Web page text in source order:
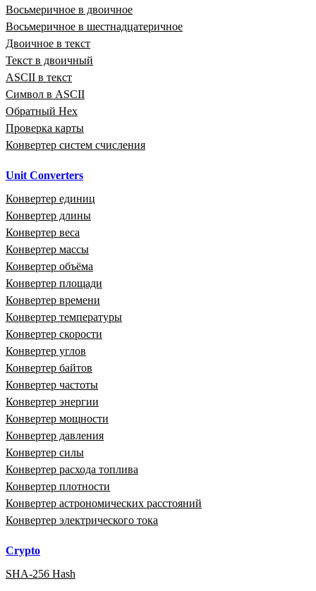
Восьмеричное в двоичное
Восьмеричное в шестнадцатеричное
Двоичное в текст
Текст в двоичный
ASCII в текст
Символ в ASCII
Обратный Hex
Проверка карты
Конвертер систем счисления
Unit Converters
Конвертер единиц
Конвертер длины
Конвертер веса
Конвертер массы
Конвертер объёма
Конвертер площади
Конвертер времени
Конвертер температуры
Конвертер скорости
Конвертер углов
Конвертер байтов
Конвертер частоты
Конвертер энергии
Конвертер мощности
Конвертер давления
Конвертер силы
Конвертер расхода топлива
Конвертер плотности
Конвертер астрономических расстояний
Конвертер электрического тока
Crypto
SHA-256 Hash